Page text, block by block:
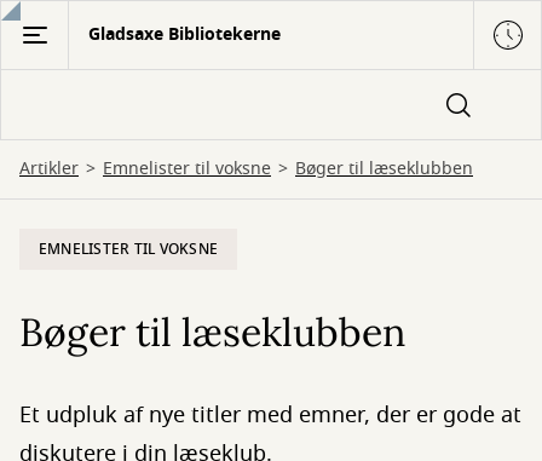
Gå
hovedindhold
Gladsaxe Bibliotekerne
Artikler Emnelister til voksne Bøger til læseklubben
EMNELISTER TIL VOKSNE
Bøger til læseklubben
Et udpluk af nye titler med emner, der er gode at
diskutere i din læseklub.